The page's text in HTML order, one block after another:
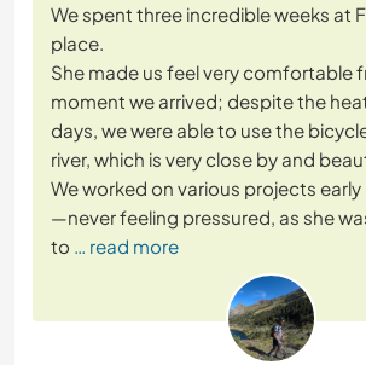
We spent three incredible weeks at
place.
She made us feel very comfortable
moment we arrived; despite the
days, we were able to use the
river, which is very close by and
We worked on various projects
—never feeling pressured, as she
to … read more